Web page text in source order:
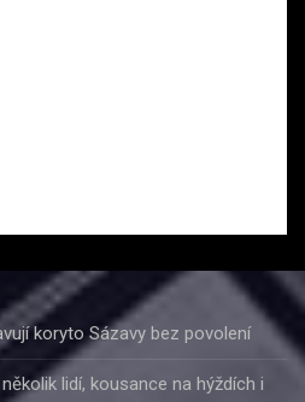
koryto Sázavy bez povolení
lidí, kousance na hýždích i